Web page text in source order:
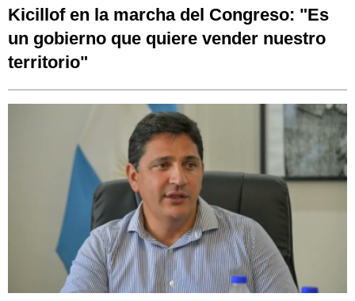
Kicillof en la marcha del Congreso: "Es
un gobierno que quiere vender nuestro
territorio"